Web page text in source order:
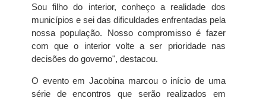
Sou filho do interior, conheço a realidade dos
municípios e sei das dificuldades enfrentadas pela
nossa população. Nosso compromisso é fazer
com que o interior volte a ser prioridade nas
decisões do governo", destacou.
O evento em Jacobina marcou o início de uma
série de encontros que serão realizados em